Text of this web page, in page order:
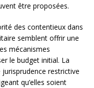
être proposées.
des contentieux dans
semblent offrir une
mécanismes
le budget initial. La
restrictive
qu’elles soient